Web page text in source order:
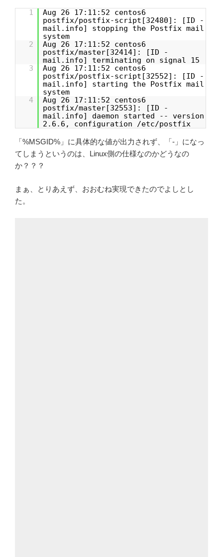
1
Aug 26 17:11:52 centos6
postfix/postfix-script[32480]: [ID -
mail.info] stopping the Postfix mail
system
2
Aug 26 17:11:52 centos6
postfix/master[32414]: [ID -
mail.info] terminating on signal 15
3
Aug 26 17:11:52 centos6
postfix/postfix-script[32552]: [ID -
mail.info] starting the Postfix mail
system
4
Aug 26 17:11:52 centos6
postfix/master[32553]: [ID -
mail.info] daemon started -- version
2.6.6, configuration /etc/postfix
「%MSGID%」に具体的な値が出力されず、「-」になっ
てしまうというのは、Linux側の仕様なのかどうなの
か？？？
まぁ、とりあえず、おおむね実現できたのでよしとし
た。